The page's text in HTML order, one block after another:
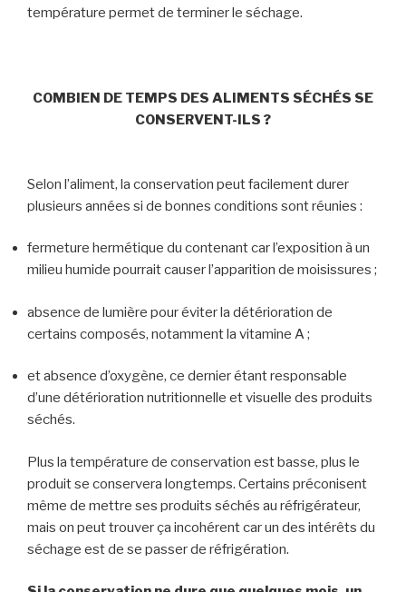
température permet de terminer le séchage.
COMBIEN DE TEMPS DES ALIMENTS SÉCHÉS SE
CONSERVENT-ILS ?
Selon l’aliment, la conservation peut facilement durer
plusieurs années si de bonnes conditions sont réunies :
fermeture hermétique du contenant car l’exposition à un
milieu humide pourrait causer l’apparition de moisissures ;
absence de lumière pour éviter la détérioration de
certains composés, notamment la vitamine A ;
et absence d’oxygène, ce dernier étant responsable
d’une détérioration nutritionnelle et visuelle des produits
séchés.
Plus la température de conservation est basse, plus le
produit se conservera longtemps. Certains préconisent
même de mettre ses produits séchés au réfrigérateur,
mais on peut trouver ça incohérent car un des intérêts du
séchage est de se passer de réfrigération.